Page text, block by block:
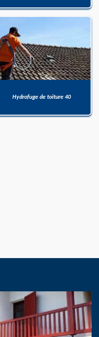
Hydrofuge de toiture 40